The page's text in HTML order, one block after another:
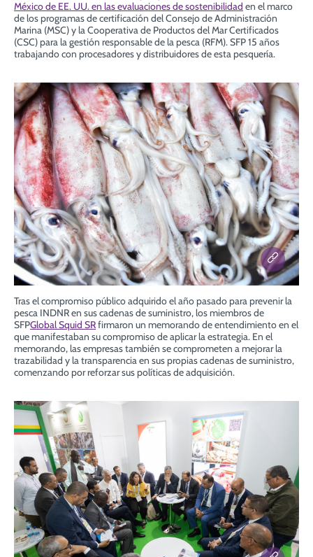
México de EE. UU. en las evaluaciones de sostenibilidad en el marco
de los programas de certificación del Consejo de Administración
Marina (MSC) y la Cooperativa de Productos del Mar Certificados
(CSC) para la gestión responsable de la pesca (RFM). SFP 15 años
trabajando con procesadores y distribuidores de esta pesquería.
Tras el compromiso público adquirido el año pasado para prevenir la
pesca INDNR en sus cadenas de suministro, los miembros de
SFPGlobal Squid SRfirmaron un memorando de entendimiento en el
que manifestaban su compromiso de aplicar la estrategia. En el
memorando, las empresas también se comprometen a mejorar la
trazabilidad y la transparencia en sus propias cadenas de suministro,
comenzando por reforzar sus políticas de adquisición.